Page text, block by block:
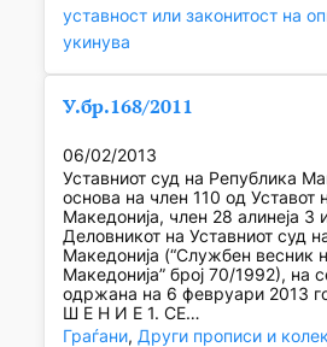
уставност или законитост на
укинува
У.бр.168/2011
06/02/2013
Уставниот суд на Република
основа на член 110 од Уставот
Македонија, член 28 алинеја 3
Деловникот на Уставниот суд
Македонија (“Службен весник
Македонија” број 70/1992), на
одржана на 6 февруари 2013
Ш Е Н И Е 1. СЕ…
Граѓани, Други прописи и